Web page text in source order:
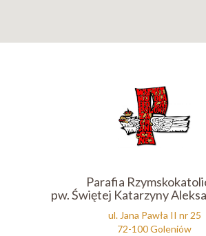
Parafia
pw. Świętej Katarzyny
ul. Jana Pawła II nr 25
72-100 Goleniów